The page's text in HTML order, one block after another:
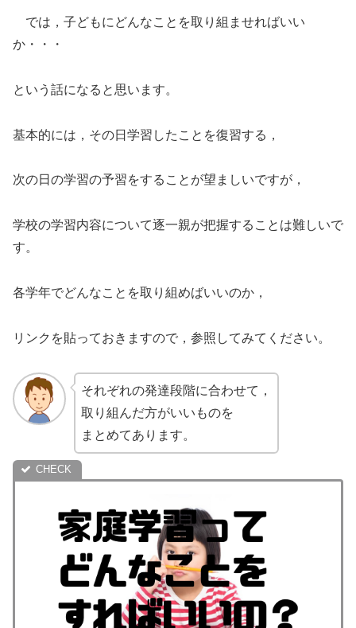
では，子どもにどんなことを取り組ませればいい
か・・・
という話になると思います。
基本的には，その日学習したことを復習する，
次の日の学習の予習をすることが望ましいですが，
学校の学習内容について逐一親が把握することは難しいで
す。
各学年でどんなことを取り組めばいいのか，
リンクを貼っておきますので，参照してみてください。
それぞれの発達段階に合わせて，
取り組んだ方がいいものを
まとめてあります。